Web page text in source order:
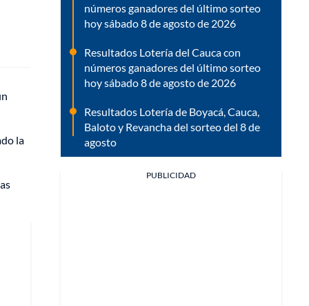
la
números ganadores del último sorteo
hoy sábado 8 de agosto de 2026
Resultados Lotería del Cauca con
números ganadores del último sorteo
hoy sábado 8 de agosto de 2026
Resultados Lotería de Boyacá, Cauca,
Baloto y Revancha del sorteo del 8 de
agosto
PUBLICIDAD